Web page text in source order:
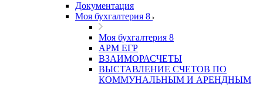
Документация
Моя бухгалтерия 8
Моя бухгалтерия 8
АРМ ЕГР
ВЗАИМОРАСЧЕТЫ
ВЫСТАВЛЕНИЕ СЧЕТОВ ПО
КОММУНАЛЬНЫМ И АРЕНДНЫМ